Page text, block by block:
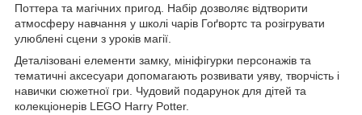
Поттера та магічних пригод. Набір дозволяє відтворити
атмосферу навчання у школі чарів Гоґвортс та розігрувати
улюблені сцени з уроків магії.
Деталізовані елементи замку, мініфігурки персонажів та
тематичні аксесуари допомагають розвивати уяву, творчість і
навички сюжетної гри. Чудовий подарунок для дітей та
колекціонерів LEGO Harry Potter.